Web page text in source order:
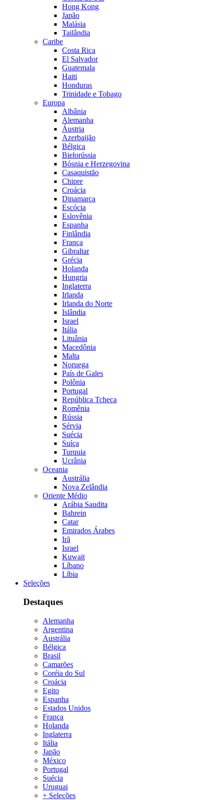
Hong Kong
Japão
Malásia
Tailândia
Caribe
Costa Rica
El Salvador
Guatemala
Haiti
Honduras
Trinidade e Tobago
Europa
Albânia
Alemanha
Áustria
Azerbaijão
Bélgica
Bielorússia
Bósnia e Herzegovina
Casaquistão
Chipre
Croácia
Dinamarca
Escócia
Eslovênia
Espanha
Finlândia
França
Gibraltar
Grécia
Holanda
Hungria
Inglaterra
Irlanda
Irlanda do Norte
Islândia
Israel
Itália
Lituânia
Macedônia
Malta
Noruega
País de Gales
Polônia
Portugal
República Tcheca
Romênia
Rússia
Sérvia
Suécia
Suíça
Turquia
Ucrânia
Oceania
Austrália
Nova Zelândia
Oriente Médio
Arábia Saudita
Bahrein
Catar
Emirados Árabes
Irã
Israel
Kuwait
Líbano
Líbia
Seleções
Destaques
Alemanha
Argentina
Austrália
Bélgica
Brasil
Camarões
Coréia do Sul
Croácia
Egito
Espanha
Estados Unidos
França
Holanda
Inglaterra
Itália
Japão
México
Portugal
Suécia
Uruguai
+ Seleções